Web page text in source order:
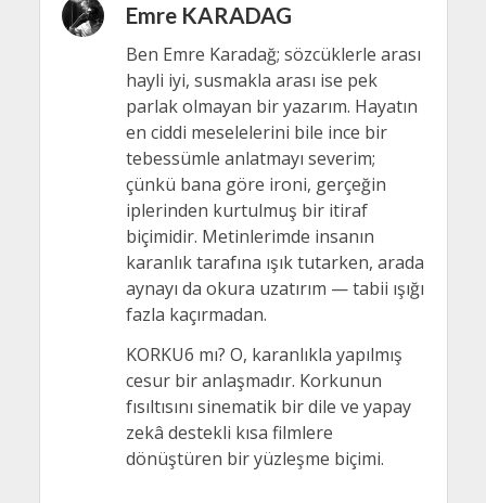
Emre KARADAG
Ben Emre Karadağ; sözcüklerle arası
hayli iyi, susmakla arası ise pek
parlak olmayan bir yazarım. Hayatın
en ciddi meselelerini bile ince bir
tebessümle anlatmayı severim;
çünkü bana göre ironi, gerçeğin
iplerinden kurtulmuş bir itiraf
biçimidir. Metinlerimde insanın
karanlık tarafına ışık tutarken, arada
aynayı da okura uzatırım — tabii ışığı
fazla kaçırmadan.
KORKU6 mı? O, karanlıkla yapılmış
cesur bir anlaşmadır. Korkunun
fısıltısını sinematik bir dile ve yapay
zekâ destekli kısa filmlere
dönüştüren bir yüzleşme biçimi.